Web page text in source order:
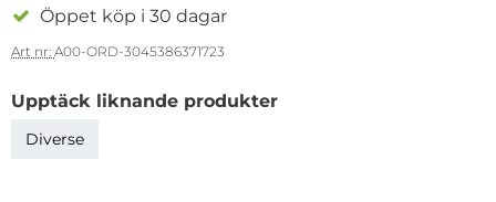
Öppet köp i 30 dagar
Art nr: A00-ORD-3045386371723
Upptäck liknande produkter
Diverse